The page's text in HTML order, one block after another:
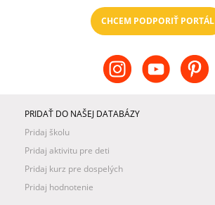
CHCEM PODPORIŤ PORTÁL
PRIDAŤ DO NAŠEJ DATABÁZY
Pridaj školu
Pridaj aktivitu pre deti
Pridaj kurz pre dospelých
Pridaj hodnotenie